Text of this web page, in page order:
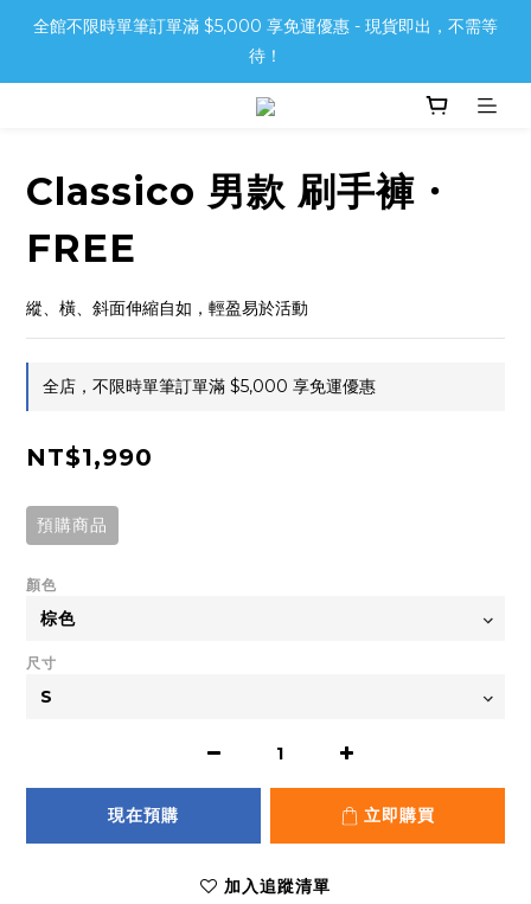
全館不限時單筆訂單滿 $5,000 享免運優惠 - 現貨即出，不需等
待！
Classico 男款 刷手褲・
FREE
縱、橫、斜面伸縮自如，輕盈易於活動
全店，不限時單筆訂單滿 $5,000 享免運優惠
NT$1,990
預購商品
顏色
尺寸
現在預購 立即購買
加入追蹤清單